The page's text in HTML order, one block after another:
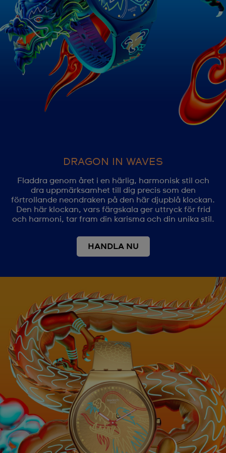
DRAGON IN WAVES
Fladdra genom året i en härlig, harmonisk stil och
dra uppmärksamhet till dig precis som den
förtrollande neondraken på den här djupblå klockan.
Den här klockan, vars färgskala ger uttryck för frid
och harmoni, tar fram din karisma och din unika stil.
HANDLA NU